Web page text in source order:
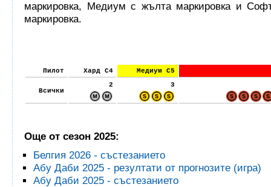
маркировка, Медиум с жълта маркировка и
маркировка.
Пилот Хард C4 Медиум C5
Всички
2 3
Още от сезон 2025:
Белгия 2026 - състезанието
Абу Даби 2025 - резултати от прогнозите (игра)
Абу Даби 2025 - състезанието